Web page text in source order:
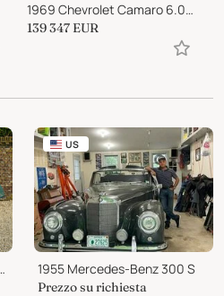
1969 Chevrolet Camaro 6.0 Liter V8, 6 Speed Manual
139 347 EUR
300 S Coupé
US
1955 Mercedes-Benz 300 S
Prezzo su richiesta